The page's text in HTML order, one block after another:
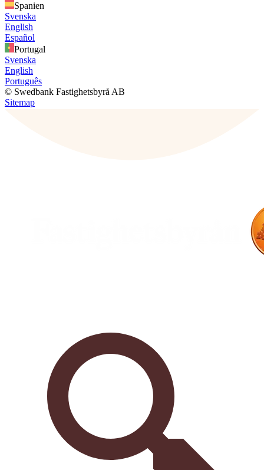
Spanien
Svenska
English
Español
Portugal
Svenska
English
Português
© Swedbank Fastighetsbyrå AB
Sitemap